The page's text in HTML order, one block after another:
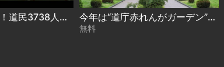
どさんこ総選挙！道民3738人が選ぶ“遠くても行きたい名店”ベスト10 2026-08-06 今年は“道庁赤れんがガーデン”で開催！【大ほっかいどう祭 2026】
無料